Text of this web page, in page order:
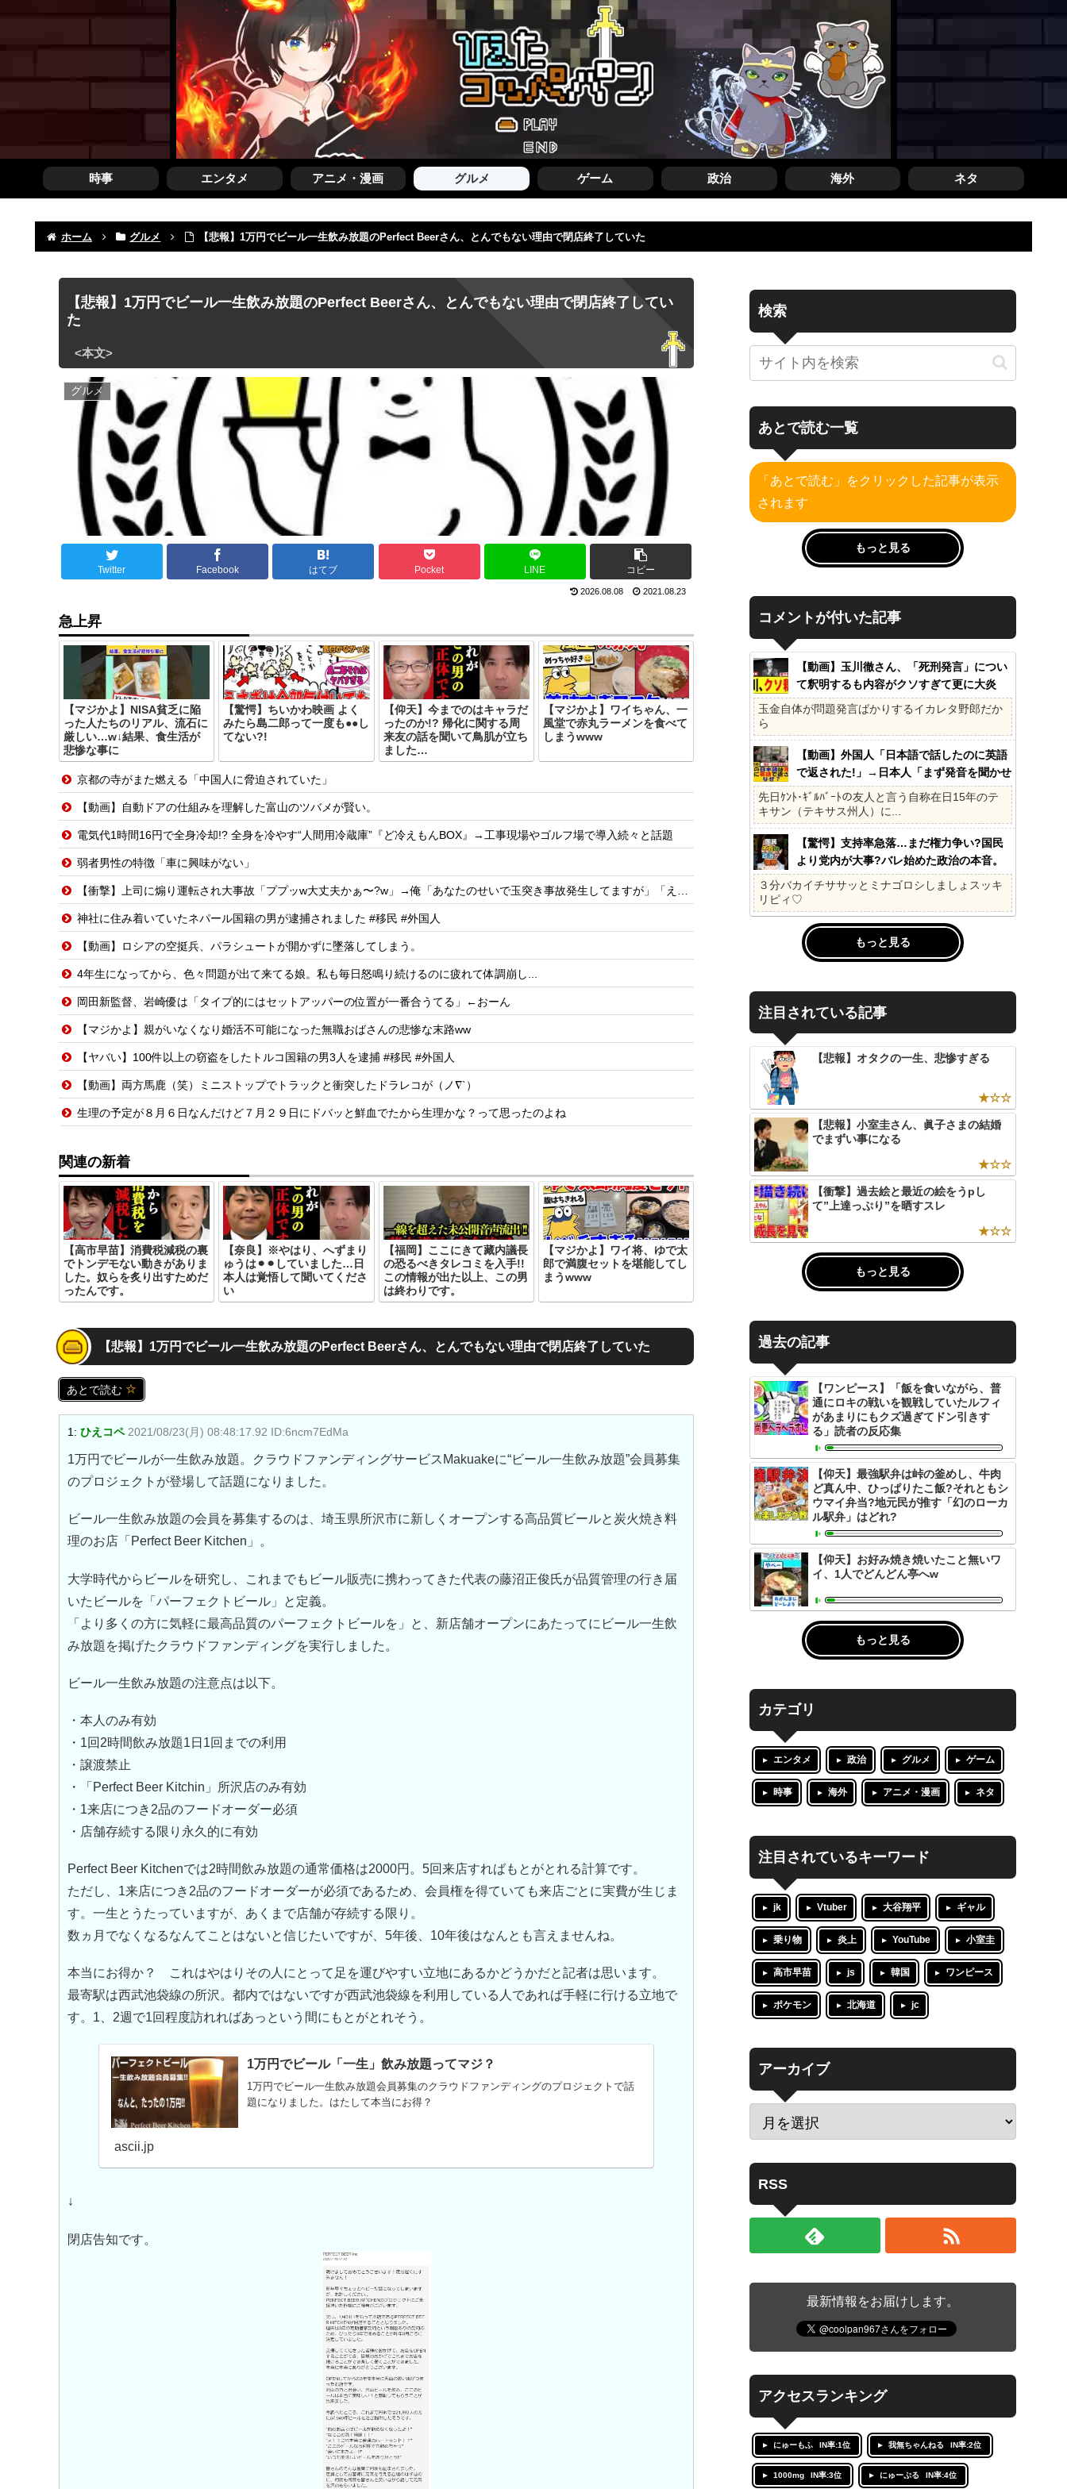
時事 エンタメ アニメ・漫画 グルメ ゲーム 政治 海外 ネタ
ホーム グルメ 【悲報】1万円でビール一生飲み放題のPerfect Beerさん、とんでもない理由で閉店終了していた
【悲報】1万円でビール一生飲み放題のPerfect Beerさん、とんでもない理由で閉店終了してい
た
グルメ
Twitter Facebook はてブ Pocket LINE コピー
2026.08.08 2021.08.23
急上昇
【マジかよ】NISA貧乏に陥
った人たちのリアル、流石に
厳しい…w↓結果、食生活が
悲惨な事に
【驚愕】ちいかわ映画 よく
みたら島二郎って一度も●●し
てない?!
【仰天】今までのはキャラだ
ったのか!? 帰化に関する周
来友の話を聞いて鳥肌が立ち
ました…
【マジかよ】ワイちゃん、一
風堂で赤丸ラーメンを食べて
しまうwww
京都の寺がまた燃える「中国人に脅迫されていた」
【動画】自動ドアの仕組みを理解した富山のツバメが賢い。
電気代1時間16円で全身冷却!? 全身を冷やす“人間用冷蔵庫”『ど冷えもんBOX』→工事現場やゴルフ場で導入続々と話題
弱者男性の特徴「車に興味がない」
【衝撃】上司に煽り運転され大事故「ププッw大丈夫かぁ〜?w」→俺「あなたのせいで玉突き事故発生してますが」「え!?」
神社に住み着いていたネパール国籍の男が逮捕されました #移民 #外国人
【動画】ロシアの空挺兵、パラシュートが開かずに墜落してしまう。
4年生になってから、色々問題が出て来てる娘。私も毎日怒鳴り続けるのに疲れて体調崩し...
岡田新監督、岩崎優は「タイプ的にはセットアッパーの位置が一番合うてる」←おーん
【マジかよ】親がいなくなり婚活不可能になった無職おばさんの悲惨な末路ww
【ヤバい】100件以上の窃盗をしたトルコ国籍の男3人を逮捕 #移民 #外国人
【動画】両方馬鹿（笑）ミニストップでトラックと衝突したドラレコが（ノ∇`）
生理の予定が８月６日なんだけど７月２９日にドバッと鮮血でたから生理かな？って思ったのよね
関連の新着
【高市早苗】消費税減税の裏
でトンデモない動きがありま
した。奴らを炙り出すためだ
ったんです。
【奈良】※やはり、へずまり
ゅうは⚫︎⚫︎していました…日
本人は覚悟して聞いてくださ
い
【福岡】ここにきて藏内議長
の恐るべきタレコミを入手!!
この情報が出た以上、この男
は終わりです。
【マジかよ】ワイ将、ゆで太
郎で満腹セットを堪能してし
まうwww
【悲報】1万円でビール一生飲み放題のPerfect Beerさん、とんでもない理由で閉店終了していた
あとで読む
1: ひえコペ 2021/08/23(月) 08:48:17.92 ID:6ncm7EdMa
1万円でビールが一生飲み放題。クラウドファンディングサービスMakuakeに“ビール一生飲み放題”会員募集
のプロジェクトが登場して話題になりました。
ビール一生飲み放題の会員を募集するのは、埼玉県所沢市に新しくオープンする高品質ビールと炭火焼き料
理のお店「Perfect Beer Kitchen」。
大学時代からビールを研究し、これまでもビール販売に携わってきた代表の藤沼正俊氏が品質管理の行き届
いたビールを「パーフェクトビール」と定義。
「より多くの方に気軽に最高品質のパーフェクトビールを」と、新店舗オープンにあたってにビール一生飲
み放題を掲げたクラウドファンディングを実行しました。
ビール一生飲み放題の注意点は以下。
・本人のみ有効
・1回2時間飲み放題1日1回までの利用
・譲渡禁止
・「Perfect Beer Kitchin」所沢店のみ有効
・1来店につき2品のフードオーダー必須
・店舗存続する限り永久的に有効
Perfect Beer Kitchenでは2時間飲み放題の通常価格は2000円。5回来店すればもとがとれる計算です。
ただし、1来店につき2品のフードオーダーが必須であるため、会員権を得ていても来店ごとに実費が生じま
す。一生とうたっていますが、あくまで店舗が存続する限り。
数ヵ月でなくなるなんてことはないと信じたいですが、5年後、10年後はなんとも言えませんね。
本当にお得か？ これはやはりその人にとって足を運びやすい立地にあるかどうかだと記者は思います。
最寄駅は西武池袋線の所沢。都内ではないですが西武池袋線を利用している人であれば手軽に行ける立地で
す。1、2週で1回程度訪れればあっという間にもとがとれそう。
1万円でビール「一生」飲み放題ってマジ？
1万円でビール一生飲み放題会員募集のクラウドファンディングのプロジェクトで話
題になりました。はたして本当にお得？
ascii.jp
↓
閉店告知です。
検索
あとで読む一覧
「あとで読む」をクリックした記事が表示
されます
もっと見る
コメントが付いた記事
【動画】玉川徹さん、「死刑発言」につい
て釈明するも内容がクソすぎて更に大炎
上……
玉金自体が問題発言ばかりするイカレタ野郎だか
ら
【動画】外国人「日本語で話したのに英語
で返された!」→日本人「まず発音を聞かせ
ろ」
先日ｹﾝﾄ･ｷﾞﾙﾊﾞｰﾄの友人と言う自称在日15年のテ
キサン（テキサス州人）に...
【驚愕】支持率急落…まだ権力争い?国民
より党内が大事?バレ始めた政治の本音。
41%の衝撃、その理由。選挙しか見てない
の?国民不在の政治が限界!
３分バカイチササッとミナゴロシしましょスッキ
リピィ♡
もっと見る
注目されている記事
【悲報】オタクの一生、悲惨すぎる
★☆☆
【悲報】小室圭さん、眞子さまの結婚
でまずい事になる
★☆☆
【衝撃】過去絵と最近の絵をうpし
て”上達っぷり”を晒すスレ
★☆☆
もっと見る
過去の記事
【ワンピース】「飯を食いながら、普
通にロキの戦いを観戦していたルフィ
があまりにもクズ過ぎてドン引きす
る」読者の反応集
【仰天】最強駅弁は峠の釜めし、牛肉
ど真ん中、ひっぱりたこ飯?それともシ
ウマイ弁当?地元民が推す「幻のローカ
ル駅弁」はどれ?
【仰天】お好み焼き焼いたこと無いワ
イ、1人でどんどん亭へw
もっと見る
カテゴリ
エンタメ 政治 グルメ ゲーム
時事 海外 アニメ・漫画 ネタ
注目されているキーワード
jk Vtuber 大谷翔平 ギャル
乗り物 炎上 YouTube 小室圭
高市早苗 js 韓国 ワンピース
ポケモン 北海道 jc
アーカイブ
RSS
最新情報をお届けします。
アクセスランキング
にゅーもふ IN率:1位 我無ちゃんねる IN率:2位
1000mg IN率:3位 にゅーぷる IN率:4位